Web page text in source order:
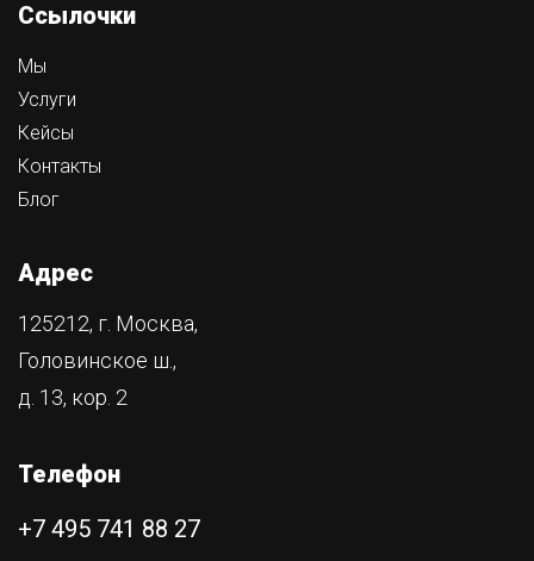
Ссылочки
Мы
Услуги
Кейсы
Контакты
Блог
Адрес
125212, г. Москва,
Головинское ш.,
д. 13, кор. 2
Телефон
+7 495 741 88 27